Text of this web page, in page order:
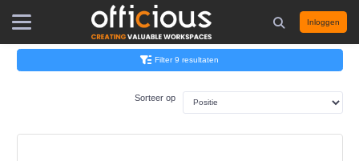
Inloggen
Filter 9 resultaten
Sorteer op